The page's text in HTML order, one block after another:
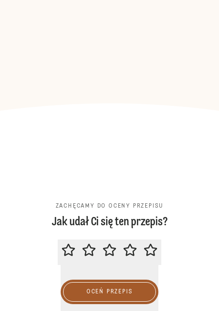
ZACHĘCAMY DO OCENY PRZEPISU
Jak udał Ci się ten przepis?
ZACHĘCAMY DO OCENY
OCEŃ PRZEPIS